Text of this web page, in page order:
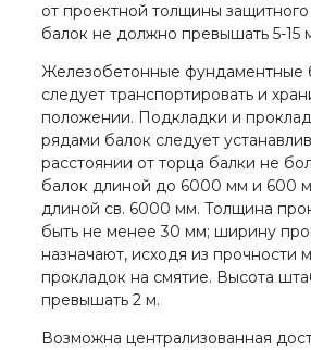
от проектной толщины
балок не должно превышать 5-15
Железобетонные фундаментные
следует транспортировать и
положении. Подкладки и
рядами балок следует
расстоянии от торца балки не
балок длиной до 6000 мм и 600
длиной св. 6000 мм. Толщина
быть не менее 30 мм; ширину
назначают, исходя из прочности
прокладок на смятие. Высота
превышать 2 м.
Возможна централизованная